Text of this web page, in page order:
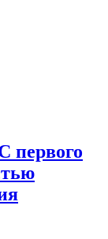
первого